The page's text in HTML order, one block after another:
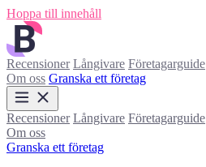
Hoppa till innehåll
Recensioner Långivare Företagarguide
Om oss Granska ett företag
Recensioner Långivare Företagarguide
Om oss
Granska ett företag